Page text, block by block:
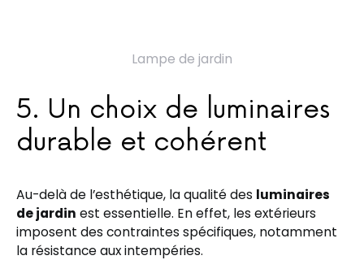
Lampe de jardin
5. Un choix de luminaires
durable et cohérent
Au-delà de l’esthétique, la qualité des luminaires
de jardin est essentielle. En effet, les extérieurs
imposent des contraintes spécifiques, notamment
la résistance aux intempéries.